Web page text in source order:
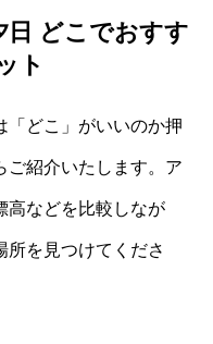
日 どこでおすす
ト
「どこ」がいいのか押
ご紹介いたします。ア
高などを比較しなが
所を見つけてくださ